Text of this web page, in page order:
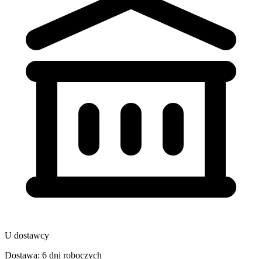
U dostawcy
Dostawa: 6 dni roboczych